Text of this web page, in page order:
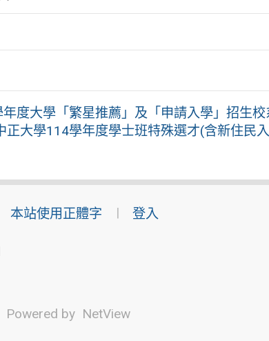
年度大學「繁星推薦」及「申請入學」招生校
正大學114學年度學士班特殊選才(含新住民
本站使用正體字 登入
by NetView